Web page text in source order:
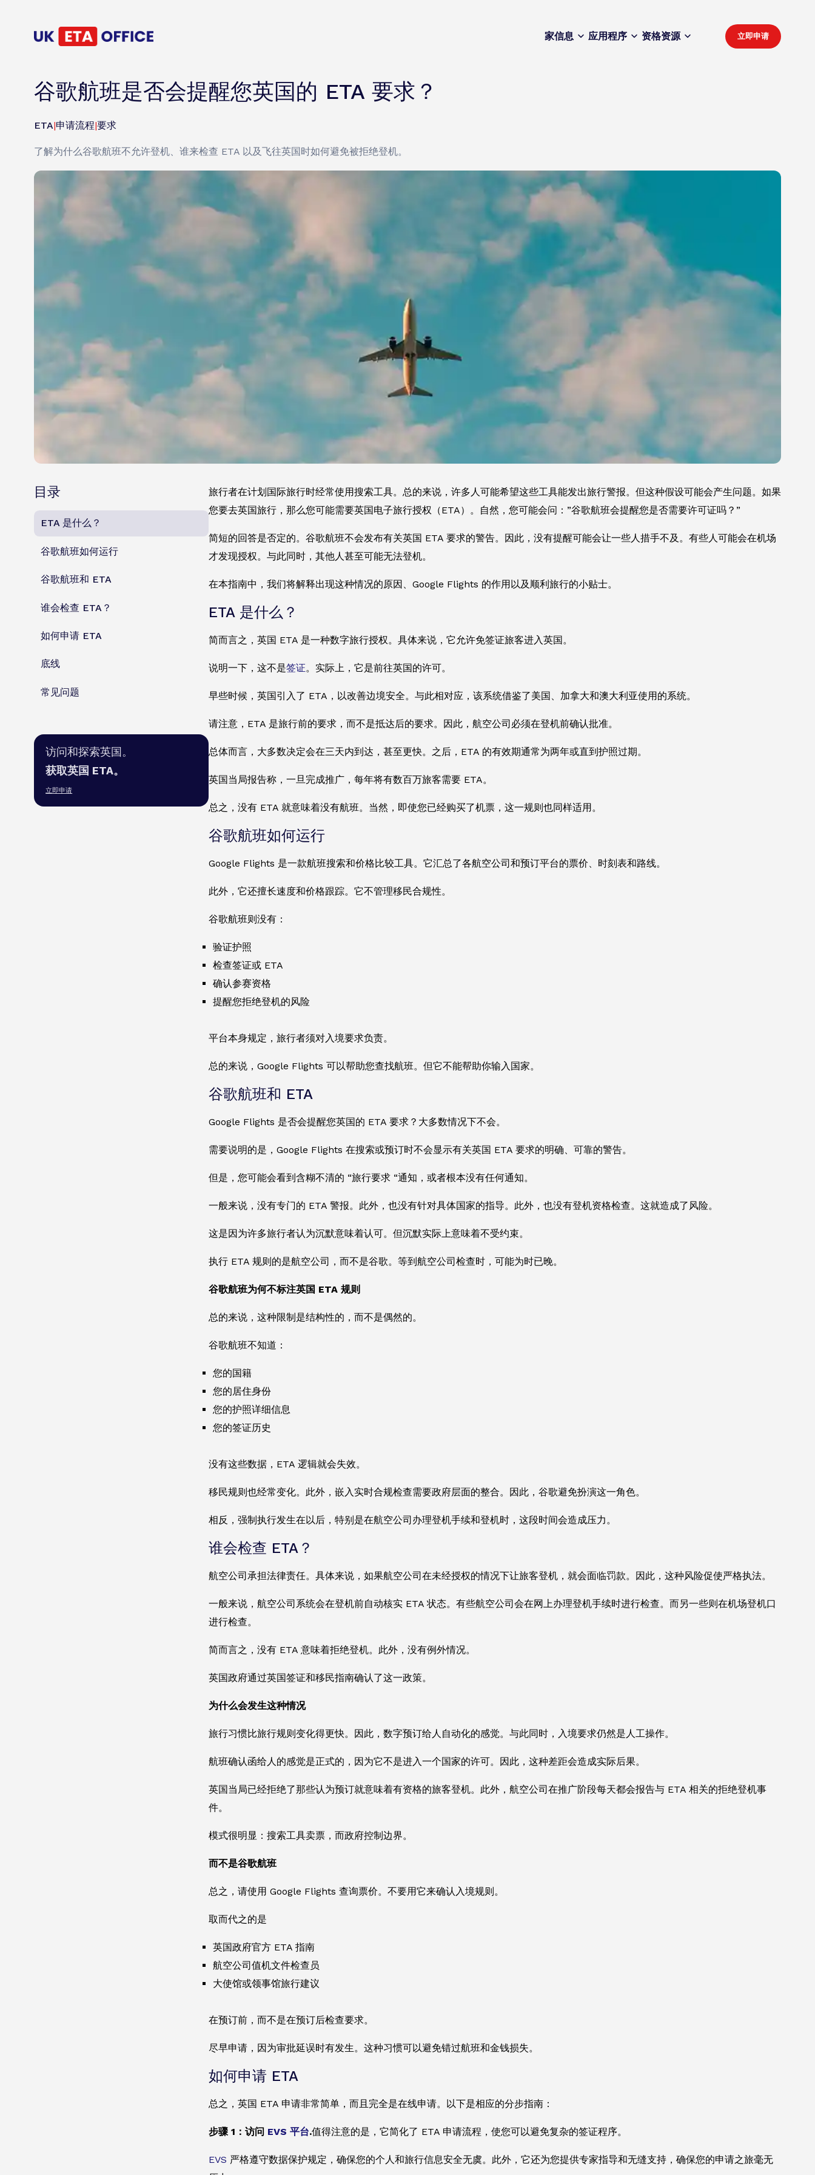
家信息 应用程序 资格资源 立即申请
谷歌航班是否会提醒您英国的 ETA 要求？
ETA|申请流程|要求
了解为什么谷歌航班不允许登机、谁来检查 ETA 以及飞往英国时如何避免被拒绝登机。
目录
ETA 是什么？
谷歌航班如何运行
谷歌航班和 ETA
谁会检查 ETA？
如何申请 ETA
底线
常见问题
访问和探索英国。
获取英国 ETA。
立即申请
旅行者在计划国际旅行时经常使用搜索工具。总的来说，许多人可能希望这些工具能发出旅行警报。但这种假设可能会产生问题。如果
您要去英国旅行，那么您可能需要英国电子旅行授权（ETA）。自然，您可能会问：”谷歌航班会提醒您是否需要许可证吗？”
简短的回答是否定的。谷歌航班不会发布有关英国 ETA 要求的警告。因此，没有提醒可能会让一些人措手不及。有些人可能会在机场
才发现授权。与此同时，其他人甚至可能无法登机。
在本指南中，我们将解释出现这种情况的原因、Google Flights 的作用以及顺利旅行的小贴士。
ETA 是什么？
简而言之，英国 ETA 是一种数字旅行授权。具体来说，它允许免签证旅客进入英国。
说明一下，这不是签证。实际上，它是前往英国的许可。
早些时候，英国引入了 ETA，以改善边境安全。与此相对应，该系统借鉴了美国、加拿大和澳大利亚使用的系统。
请注意，ETA 是旅行前的要求，而不是抵达后的要求。因此，航空公司必须在登机前确认批准。
总体而言，大多数决定会在三天内到达，甚至更快。之后，ETA 的有效期通常为两年或直到护照过期。
英国当局报告称，一旦完成推广，每年将有数百万旅客需要 ETA。
总之，没有 ETA 就意味着没有航班。当然，即使您已经购买了机票，这一规则也同样适用。
谷歌航班如何运行
Google Flights 是一款航班搜索和价格比较工具。它汇总了各航空公司和预订平台的票价、时刻表和路线。
此外，它还擅长速度和价格跟踪。它不管理移民合规性。
谷歌航班则没有：
验证护照
检查签证或 ETA
确认参赛资格
提醒您拒绝登机的风险
平台本身规定，旅行者须对入境要求负责。
总的来说，Google Flights 可以帮助您查找航班。但它不能帮助你输入国家。
谷歌航班和 ETA
Google Flights 是否会提醒您英国的 ETA 要求？大多数情况下不会。
需要说明的是，Google Flights 在搜索或预订时不会显示有关英国 ETA 要求的明确、可靠的警告。
但是，您可能会看到含糊不清的 “旅行要求 “通知，或者根本没有任何通知。
一般来说，没有专门的 ETA 警报。此外，也没有针对具体国家的指导。此外，也没有登机资格检查。这就造成了风险。
这是因为许多旅行者认为沉默意味着认可。但沉默实际上意味着不受约束。
执行 ETA 规则的是航空公司，而不是谷歌。等到航空公司检查时，可能为时已晚。
谷歌航班为何不标注英国 ETA 规则
总的来说，这种限制是结构性的，而不是偶然的。
谷歌航班不知道：
您的国籍
您的居住身份
您的护照详细信息
您的签证历史
没有这些数据，ETA 逻辑就会失效。
移民规则也经常变化。此外，嵌入实时合规检查需要政府层面的整合。因此，谷歌避免扮演这一角色。
相反，强制执行发生在以后，特别是在航空公司办理登机手续和登机时，这段时间会造成压力。
谁会检查 ETA？
航空公司承担法律责任。具体来说，如果航空公司在未经授权的情况下让旅客登机，就会面临罚款。因此，这种风险促使严格执法。
一般来说，航空公司系统会在登机前自动核实 ETA 状态。有些航空公司会在网上办理登机手续时进行检查。而另一些则在机场登机口
进行检查。
简而言之，没有 ETA 意味着拒绝登机。此外，没有例外情况。
英国政府通过英国签证和移民指南确认了这一政策。
为什么会发生这种情况
旅行习惯比旅行规则变化得更快。因此，数字预订给人自动化的感觉。与此同时，入境要求仍然是人工操作。
航班确认函给人的感觉是正式的，因为它不是进入一个国家的许可。因此，这种差距会造成实际后果。
英国当局已经拒绝了那些认为预订就意味着有资格的旅客登机。此外，航空公司在推广阶段每天都会报告与 ETA 相关的拒绝登机事
件。
模式很明显：搜索工具卖票，而政府控制边界。
而不是谷歌航班
总之，请使用 Google Flights 查询票价。不要用它来确认入境规则。
取而代之的是
英国政府官方 ETA 指南
航空公司值机文件检查员
大使馆或领事馆旅行建议
在预订前，而不是在预订后检查要求。
尽早申请，因为审批延误时有发生。这种习惯可以避免错过航班和金钱损失。
如何申请 ETA
总之，英国 ETA 申请非常简单，而且完全是在线申请。以下是相应的分步指南：
步骤 1：访问 EVS 平台.值得注意的是，它简化了 ETA 申请流程，使您可以避免复杂的签证程序。
EVS 严格遵守数据保护规定，确保您的个人和旅行信息安全无虞。此外，它还为您提供专家指导和无缝支持，确保您的申请之旅毫无